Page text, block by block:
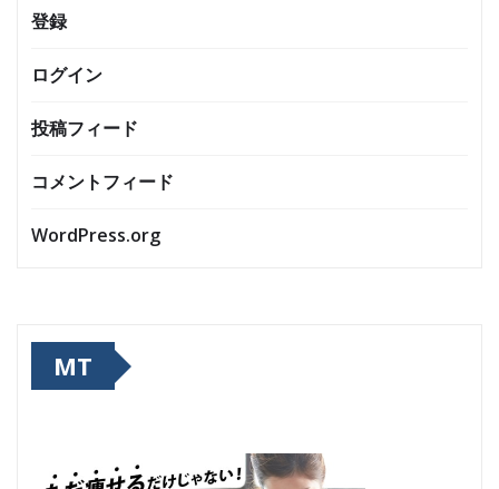
登録
ログイン
投稿フィード
コメントフィード
WordPress.org
MT